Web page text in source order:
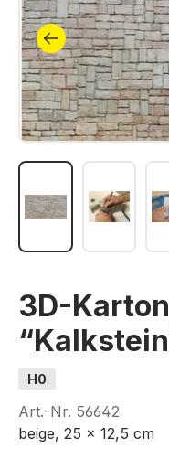
3D-
H0
Art.-Nr. 56642
beige, 25 x 12,5 cm